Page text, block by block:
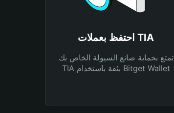
احتفظ بعملات TIA
تمتع بحماية صانع السيولة الخاص بك
TIA بثقة باستخدام Bitget Wallet